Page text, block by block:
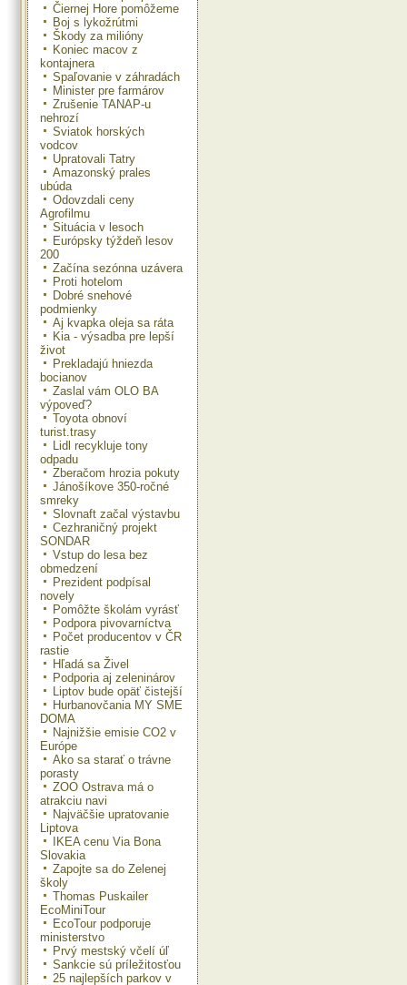
Čiernej Hore pomôžeme
Boj s lykožrútmi
Škody za milióny
Koniec macov z
kontajnera
Spaľovanie v záhradách
Minister pre farmárov
Zrušenie TANAP-u
nehrozí
Sviatok horských
vodcov
Upratovali Tatry
Amazonský prales
ubúda
Odovzdali ceny
Agrofilmu
Situácia v lesoch
Európsky týždeň lesov
200
Začína sezónna uzávera
Proti hotelom
Dobré snehové
podmienky
Aj kvapka oleja sa ráta
Kia - výsadba pre lepší
život
Prekladajú hniezda
bocianov
Zaslal vám OLO BA
výpoveď?
Toyota obnoví
turist.trasy
Lidl recykluje tony
odpadu
Zberačom hrozia pokuty
Jánošíkove 350-ročné
smreky
Slovnaft začal výstavbu
Cezhraničný projekt
SONDAR
Vstup do lesa bez
obmedzení
Prezident podpísal
novely
Pomôžte školám vyrásť
Podpora pivovarníctva
Počet producentov v ČR
rastie
Hľadá sa Živel
Podporia aj zeleninárov
Liptov bude opäť čistejší
Hurbanovčania MY SME
DOMA
Najnižšie emisie CO2 v
Európe
Ako sa starať o trávne
porasty
ZOO Ostrava má o
atrakciu navi
Najväčšie upratovanie
Liptova
IKEA cenu Via Bona
Slovakia
Zapojte sa do Zelenej
školy
Thomas Puskailer
EcoMiniTour
EcoTour podporuje
ministerstvo
Prvý mestský včelí úľ
Sankcie sú príležitosťou
25 najlepších parkov v